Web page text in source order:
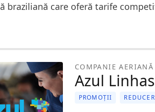
braziliană care oferă tarife
COMPANIE AERIANĂ
Azul
PROMOȚII